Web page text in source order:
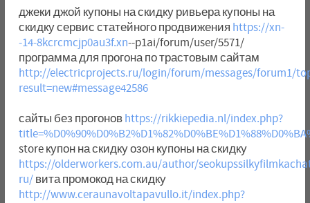
джеки джой купоны на скидку ривьера купоны на
скидку сервис статейного продвижения https://xn-
-14-8kcrcmcjp0au3f.xn--p1ai/forum/user/5571/
программа для прогона по трастовым сайтам
http://electricprojects.ru/login/forum/messages/forum1/
result=new#message42586
сайты без прогонов https://rikkiepedia.nl/index.php?
store купон на скидку озон купоны на скидку
https://olderworkers.com.au/author/
ru/вита промокод на скидку
http://www.ceraunavoltapavullo.it/index.php?